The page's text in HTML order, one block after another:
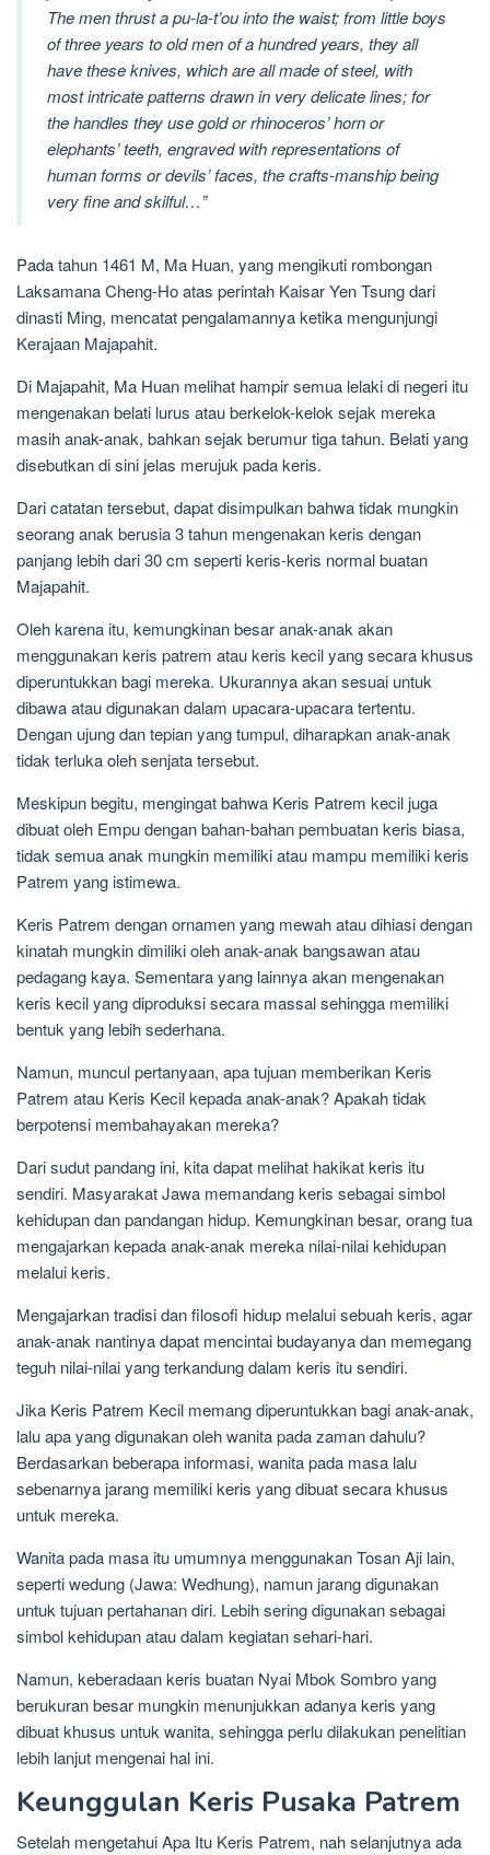
The men thrust a pu-la-t’ou into the waist; from little boys
of three years to old men of a hundred years, they all
have these knives, which are all made of steel, with
most intricate patterns drawn in very delicate lines; for
the handles they use gold or rhinoceros’ horn or
elephants’ teeth, engraved with representations of
human forms or devils’ faces, the crafts-manship being
very fine and skilful…”
Pada tahun 1461 M, Ma Huan, yang mengikuti rombongan
Laksamana Cheng-Ho atas perintah Kaisar Yen Tsung dari
dinasti Ming, mencatat pengalamannya ketika mengunjungi
Kerajaan Majapahit.
Di Majapahit, Ma Huan melihat hampir semua lelaki di negeri itu
mengenakan belati lurus atau berkelok-kelok sejak mereka
masih anak-anak, bahkan sejak berumur tiga tahun. Belati yang
disebutkan di sini jelas merujuk pada keris.
Dari catatan tersebut, dapat disimpulkan bahwa tidak mungkin
seorang anak berusia 3 tahun mengenakan keris dengan
panjang lebih dari 30 cm seperti keris-keris normal buatan
Majapahit.
Oleh karena itu, kemungkinan besar anak-anak akan
menggunakan keris patrem atau keris kecil yang secara khusus
diperuntukkan bagi mereka. Ukurannya akan sesuai untuk
dibawa atau digunakan dalam upacara-upacara tertentu.
Dengan ujung dan tepian yang tumpul, diharapkan anak-anak
tidak terluka oleh senjata tersebut.
Meskipun begitu, mengingat bahwa Keris Patrem kecil juga
dibuat oleh Empu dengan bahan-bahan pembuatan keris biasa,
tidak semua anak mungkin memiliki atau mampu memiliki keris
Patrem yang istimewa.
Keris Patrem dengan ornamen yang mewah atau dihiasi dengan
kinatah mungkin dimiliki oleh anak-anak bangsawan atau
pedagang kaya. Sementara yang lainnya akan mengenakan
keris kecil yang diproduksi secara massal sehingga memiliki
bentuk yang lebih sederhana.
Namun, muncul pertanyaan, apa tujuan memberikan Keris
Patrem atau Keris Kecil kepada anak-anak? Apakah tidak
berpotensi membahayakan mereka?
Dari sudut pandang ini, kita dapat melihat hakikat keris itu
sendiri. Masyarakat Jawa memandang keris sebagai simbol
kehidupan dan pandangan hidup. Kemungkinan besar, orang tua
mengajarkan kepada anak-anak mereka nilai-nilai kehidupan
melalui keris.
Mengajarkan tradisi dan filosofi hidup melalui sebuah keris, agar
anak-anak nantinya dapat mencintai budayanya dan memegang
teguh nilai-nilai yang terkandung dalam keris itu sendiri.
Jika Keris Patrem Kecil memang diperuntukkan bagi anak-anak,
lalu apa yang digunakan oleh wanita pada zaman dahulu?
Berdasarkan beberapa informasi, wanita pada masa lalu
sebenarnya jarang memiliki keris yang dibuat secara khusus
untuk mereka.
Wanita pada masa itu umumnya menggunakan Tosan Aji lain,
seperti wedung (Jawa: Wedhung), namun jarang digunakan
untuk tujuan pertahanan diri. Lebih sering digunakan sebagai
simbol kehidupan atau dalam kegiatan sehari-hari.
Namun, keberadaan keris buatan Nyai Mbok Sombro yang
berukuran besar mungkin menunjukkan adanya keris yang
dibuat khusus untuk wanita, sehingga perlu dilakukan penelitian
lebih lanjut mengenai hal ini.
Keunggulan Keris Pusaka Patrem
Setelah mengetahui Apa Itu Keris Patrem, nah selanjutnya ada